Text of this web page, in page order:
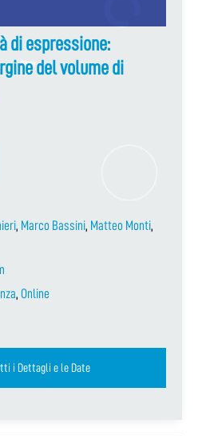
di espressione:
del volume di
, Marco Bassini, Matteo Monti,
, Online
i Dettagli e le Date